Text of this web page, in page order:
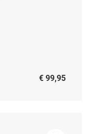
€ 99,95